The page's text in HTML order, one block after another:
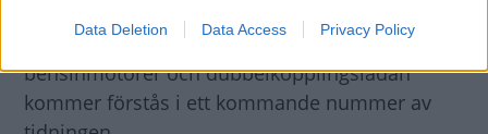
Data Deletion Data Access Privacy Policy
dubbelkopplingslådan som kommer till den
kraftigare bensinmotorn. Mer om både
bensinmotorer och dubbelkopplingslådan
kommer förstås i ett kommande nummer av